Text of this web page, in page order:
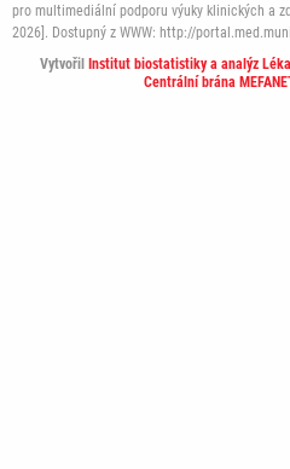
pro multimediální podporu výuky klinických a
2026]. Dostupný z WWW: http://
Vytvořil Institut biostatistiky a analýz
Centrální brána